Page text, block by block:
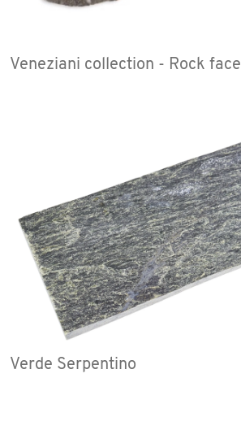
Veneziani collection - Rock face
Verde Serpentino